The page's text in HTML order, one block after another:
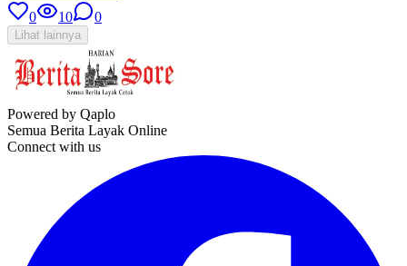
0
10 0
Lihat lainnya
Powered by Qaplo
Semua Berita Layak Online
Connect with us